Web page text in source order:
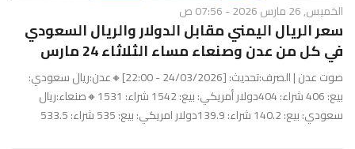
الخميس, 26 مارس 2026 - 07:56 ص
سعر الريال اليمني مقابل الدولار والريال السعودي
في كل من عدن وصنعاء مساء الثلاثاء 24 مارس
صوت عدن | الصرف:تحديث: [24/03/2026 - 22:00]🔸عدن:ريال سعودي:
بيع: 406 شراء: 404دولار أمريكي: بيع: 1542 شراء: 1531🔸صنعاء:ريال
سعودي: بيع: 140.2 شراء: 139.9دولار امريكي: بيع: 535 شراء: 533.5